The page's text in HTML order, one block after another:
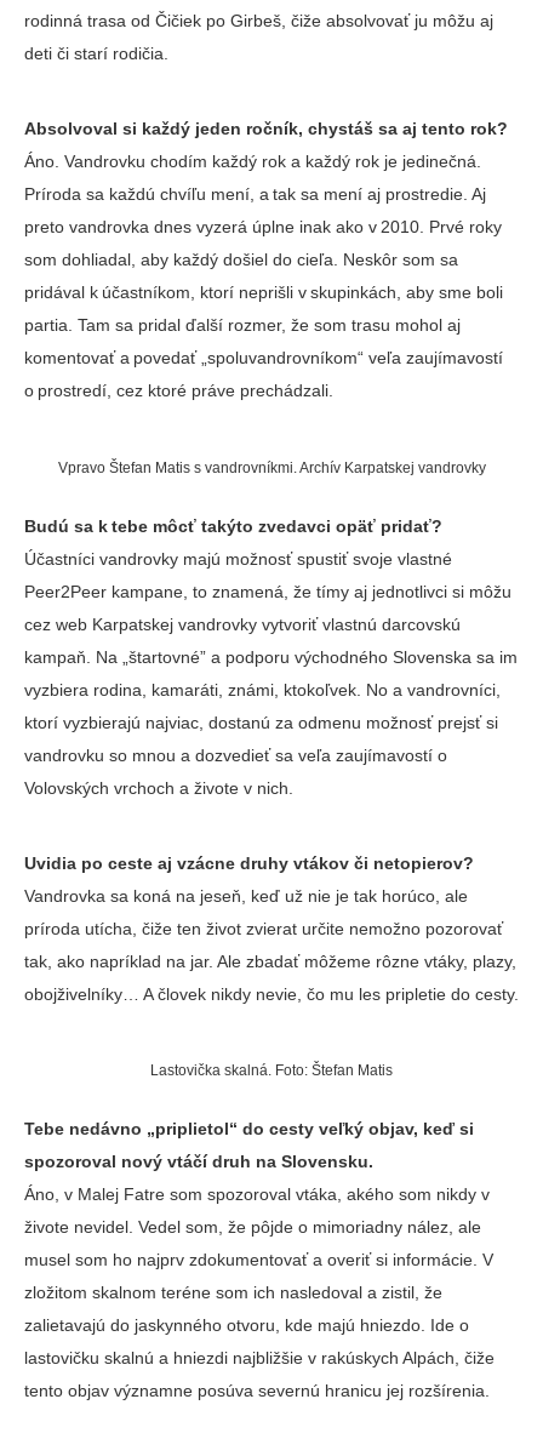
rodinná trasa od Čičiek po Girbeš, čiže absolvovať ju môžu aj
deti či starí rodičia.
Absolvoval si každý jeden ročník, chystáš sa aj tento rok?
Áno. Vandrovku chodím každý rok a každý rok je jedinečná.
Príroda sa každú chvíľu mení, a tak sa mení aj prostredie. Aj
preto vandrovka dnes vyzerá úplne inak ako v 2010. Prvé roky
som dohliadal, aby každý došiel do cieľa. Neskôr som sa
pridával k účastníkom, ktorí neprišli v skupinkách, aby sme boli
partia. Tam sa pridal ďalší rozmer, že som trasu mohol aj
komentovať a povedať „spoluvandrovníkom“ veľa zaujímavostí
o prostredí, cez ktoré práve prechádzali.
Vpravo Štefan Matis s vandrovníkmi. Archív Karpatskej vandrovky
Budú sa k tebe môcť takýto zvedavci opäť pridať?
Účastníci vandrovky majú možnosť spustiť svoje vlastné
Peer2Peer kampane, to znamená, že tímy aj jednotlivci si môžu
cez web Karpatskej vandrovky vytvoriť vlastnú darcovskú
kampaň. Na „štartovné” a podporu východného Slovenska sa im
vyzbiera rodina, kamaráti, známi, ktokoľvek. No a vandrovníci,
ktorí vyzbierajú najviac, dostanú za odmenu možnosť prejsť si
vandrovku so mnou a dozvedieť sa veľa zaujímavostí o
Volovských vrchoch a živote v nich.
Uvidia po ceste aj vzácne druhy vtákov či netopierov?
Vandrovka sa koná na jeseň, keď už nie je tak horúco, ale
príroda utícha, čiže ten život zvierat určite nemožno pozorovať
tak, ako napríklad na jar. Ale zbadať môžeme rôzne vtáky, plazy,
obojživelníky… A človek nikdy nevie, čo mu les pripletie do cesty.
Lastovička skalná. Foto: Štefan Matis
Tebe nedávno „priplietol“ do cesty veľký objav, keď si
spozoroval nový vtáčí druh na Slovensku.
Áno, v Malej Fatre som spozoroval vtáka, akého som nikdy v
živote nevidel. Vedel som, že pôjde o mimoriadny nález, ale
musel som ho najprv zdokumentovať a overiť si informácie. V
zložitom skalnom teréne som ich nasledoval a zistil, že
zalietavajú do jaskynného otvoru, kde majú hniezdo. Ide o
lastovičku skalnú a hniezdi najbližšie v rakúskych Alpách, čiže
tento objav významne posúva severnú hranicu jej rozšírenia.